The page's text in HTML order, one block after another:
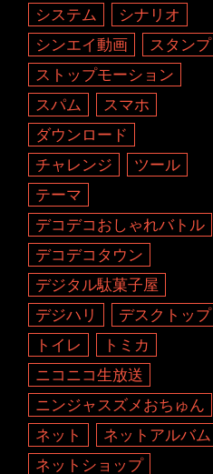
システム
シナリオ
シンエイ動画
スタンプ
ストップモーション
スパム
スマホ
ダウンロード
チャレンジ
ツール
テーマ
デコデコおしゃれバトル
デコデコタウン
デジタル駄菓子屋
デジハリ
デスクトップ
トイレ
トミカ
ニコニコ生放送
ニンジャスズメおちゅん
ネット
ネットアルバム
ネットショップ